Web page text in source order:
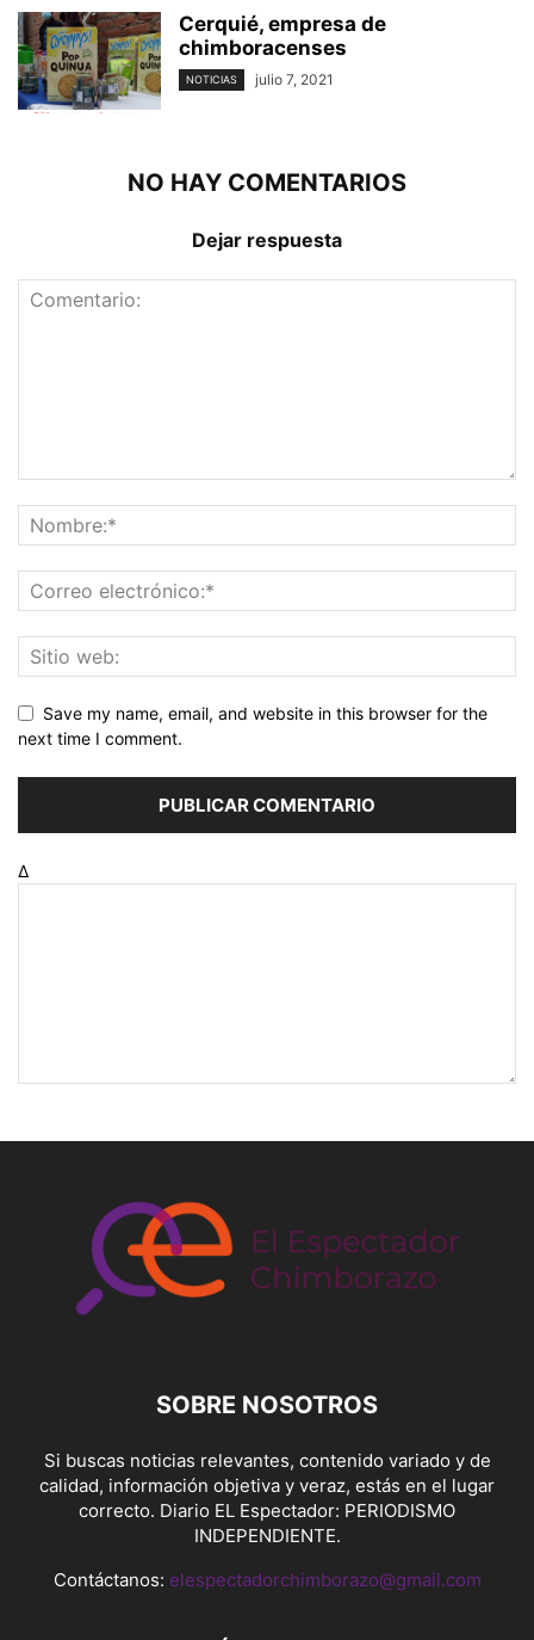
Cerquié, empresa de
chimboracenses
NOTICIAS julio 7, 2021
NO HAY COMENTARIOS
Dejar respuesta
Save my name, email, and website in this browser for the
next time I comment.
Δ
SOBRE NOSOTROS
Si buscas noticias relevantes, contenido variado y de
calidad, información objetiva y veraz, estás en el lugar
correcto. Diario EL Espectador: PERIODISMO
INDEPENDIENTE.
Contáctanos: elespectadorchimborazo@gmail.com